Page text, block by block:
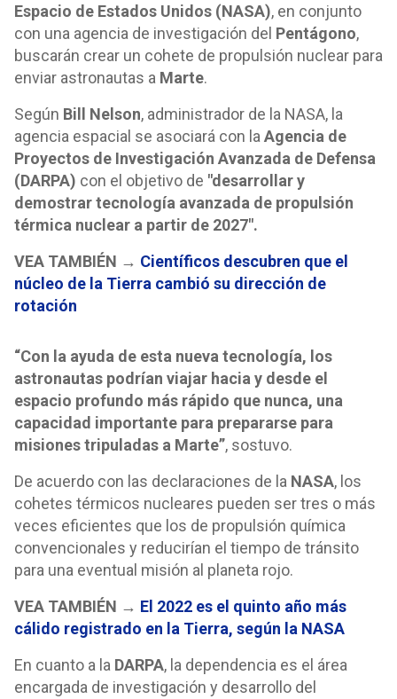
Espacio de Estados Unidos (NASA), en conjunto
con una agencia de investigación del Pentágono,
buscarán crear un cohete de propulsión nuclear para
enviar astronautas a Marte.
Según Bill Nelson, administrador de la NASA, la
agencia espacial se asociará con la Agencia de
Proyectos de Investigación Avanzada de Defensa
(DARPA) con el objetivo de "desarrollar y
demostrar tecnología avanzada de propulsión
térmica nuclear a partir de 2027".
VEA TAMBIÉN → Científicos descubren que el
núcleo de la Tierra cambió su dirección de
rotación
“Con la ayuda de esta nueva tecnología, los
astronautas podrían viajar hacia y desde el
espacio profundo más rápido que nunca, una
capacidad importante para prepararse para
misiones tripuladas a Marte”, sostuvo.
De acuerdo con las declaraciones de la NASA, los
cohetes térmicos nucleares pueden ser tres o más
veces eficientes que los de propulsión química
convencionales y reducirían el tiempo de tránsito
para una eventual misión al planeta rojo.
VEA TAMBIÉN → El 2022 es el quinto año más
cálido registrado en la Tierra, según la NASA
En cuanto a la DARPA, la dependencia es el área
encargada de investigación y desarrollo del